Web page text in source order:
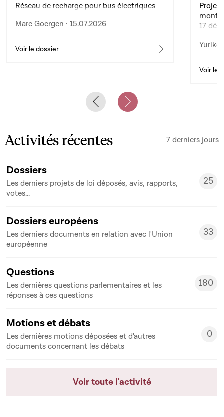
Réseau de recharge pour bus électriques
Marc Goergen · 15.07.2026
Voir le dossier
Projet
17
Yuriko
Voir le
Previous slideNext slide
Activités récentes 7 derniers jours
Dossiers
Les derniers projets de loi déposés, avis, rapports,
votes...
25
25
Dossiers européens
Les derniers documents en relation avec l'Union
européenne
33
33
Questions
Les dernières questions parlementaires et les
réponses à ces questions
180
180
Motions et débats
Les dernières motions déposées et d'autres
documents concernant les débats
0
0
Voir toute l'activité